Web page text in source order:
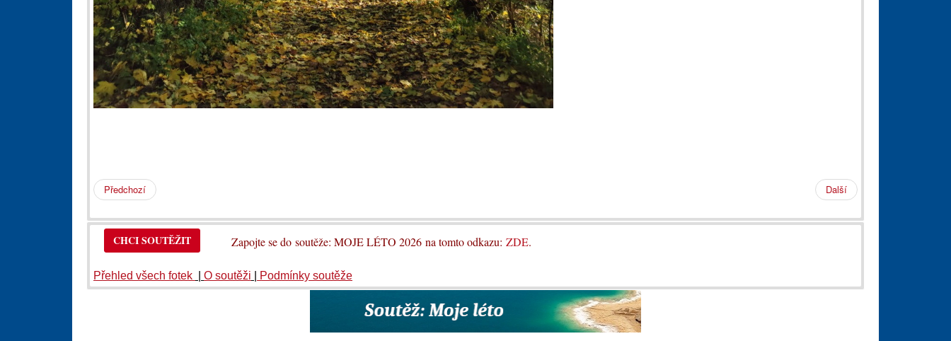
Předchozí Další
CHCI SOUTĚŽIT Zapojte se do soutěže: MOJE LÉTO 2026 na tomto odkazu: ZDE.
Přehled všech fotek O soutěži Podmínky soutěže